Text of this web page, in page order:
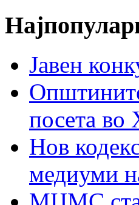
Јавен
посета во
Нов
медиуми